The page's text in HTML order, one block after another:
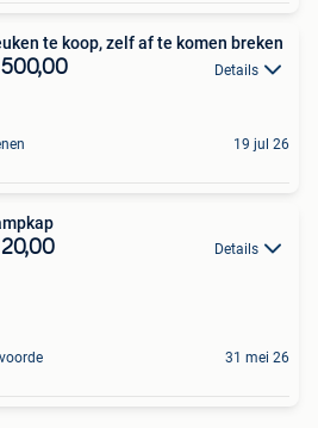
te koop, zelf af te komen breken
Details
19 jul 26
Details
31 mei 26